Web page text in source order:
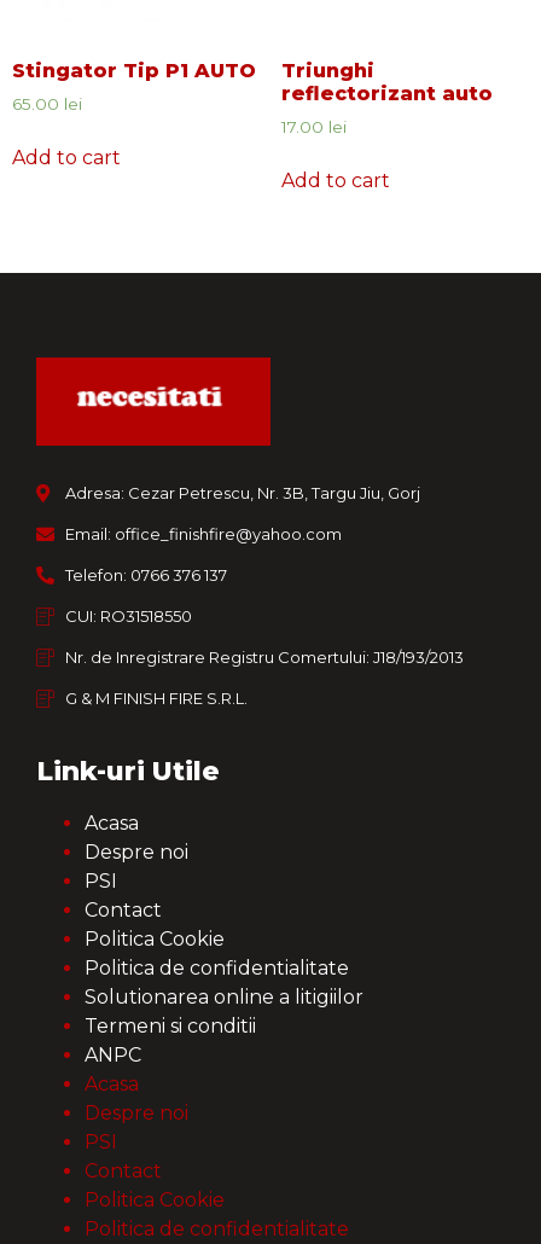
Stingator Tip P1 AUTO
65.00 lei
Add to cart
Triunghi
reflectorizant auto
17.00 lei
Add to cart
Adresa: Cezar Petrescu, Nr. 3B, Targu Jiu, Gorj
Email: office_finishfire@yahoo.com
Telefon: 0766 376 137
CUI: RO31518550
Nr. de Inregistrare Registru Comertului: J18/193/2013
G & M FINISH FIRE S.R.L.
Link-uri Utile
Acasa
Despre noi
PSI
Contact
Politica Cookie
Politica de confidentialitate
Solutionarea online a litigiilor
Termeni si conditii
ANPC
Acasa
Despre noi
PSI
Contact
Politica Cookie
Politica de confidentialitate